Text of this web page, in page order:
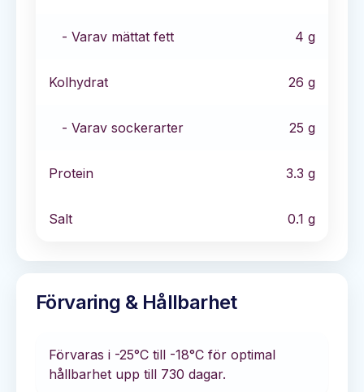
- Varav mättat fett 4 g
Kolhydrat 26 g
- Varav sockerarter 25 g
Protein 3.3 g
Salt 0.1 g
Förvaring & Hållbarhet
Förvaras i -25°C till -18°C för optimal
hållbarhet upp till 730 dagar.